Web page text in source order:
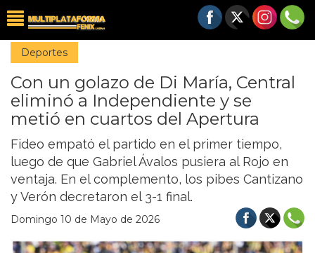
Deportes
Con un golazo de Di María, Central
eliminó a Independiente y se
metió en cuartos del Apertura
Fideo empató el partido en el primer tiempo,
luego de que Gabriel Ávalos pusiera al Rojo en
ventaja. En el complemento, los pibes Cantizano
y Verón decretaron el 3-1 final.
Domingo 10 de Mayo de 2026